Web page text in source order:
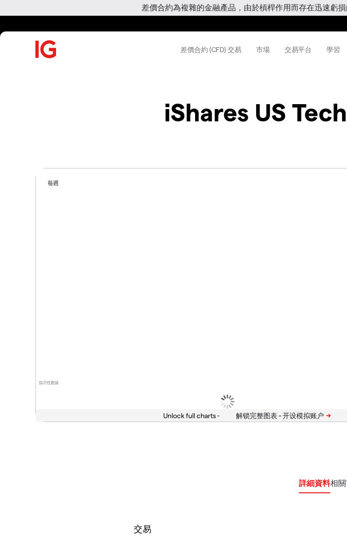
差價合約為複雜的金融產品，由於槓桿作用而存在迅速虧
差價合約 (CFD) 交易 市場 交易平台 學習
iShares US
指示性數據
每週
Unlock full charts -
詳細資料相